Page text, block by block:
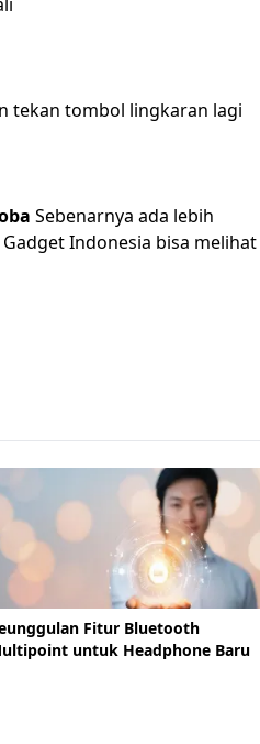
tekan tombol lingkaran lagi
Sebenarnya ada lebih
Indonesia bisa melihat
Fitur Bluetooth
untuk Headphone Baru